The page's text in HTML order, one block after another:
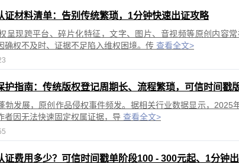
证材料清单：告别传统繁琐，1分钟快速出证攻略
呈现跨平台、碎片化特征，文字、图片、音视频等原创内容
确权不及时、证据不足陷入维权困境。传 查看全文>
勃发展，原创作品侵权事件频发。据相关行业数据显示，2025
者因无法快速固定权属证据，导 查看全文>
证费用多少？可信时间戳单阶段100 - 300元起、1分钟